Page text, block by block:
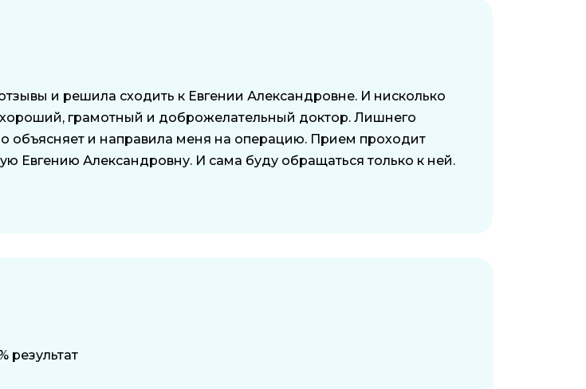
и решила сходить к Евгении Александровне. И нисколько
грамотный и доброжелательный доктор. Лишнего
объясняет и направила меня на операцию. Прием проходит
Евгению Александровну. И сама буду обращаться только к ней.
результат